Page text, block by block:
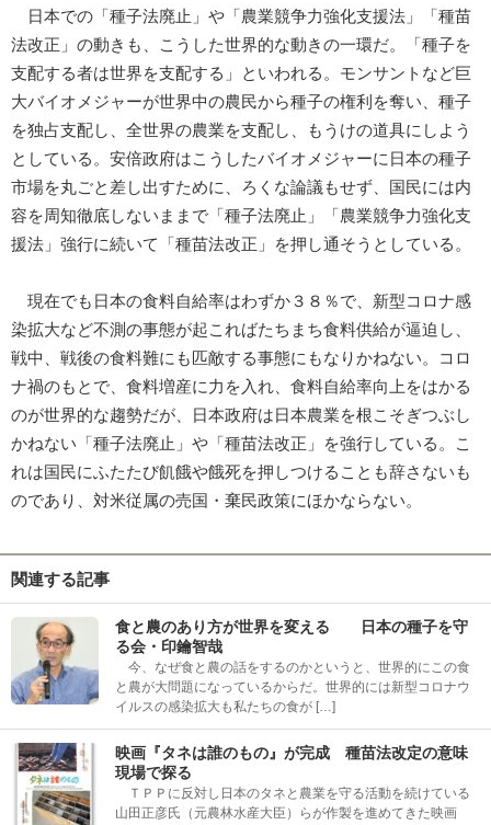
日本での「種子法廃止」や「農業競争力強化支援法」「種苗
法改正」の動きも、こうした世界的な動きの一環だ。「種子を
支配する者は世界を支配する」といわれる。モンサントなど巨
大バイオメジャーが世界中の農民から種子の権利を奪い、種子
を独占支配し、全世界の農業を支配し、もうけの道具にしよう
としている。安倍政府はこうしたバイオメジャーに日本の種子
市場を丸ごと差し出すために、ろくな論議もせず、国民には内
容を周知徹底しないままで「種子法廃止」「農業競争力強化支
援法」強行に続いて「種苗法改正」を押し通そうとしている。
現在でも日本の食料自給率はわずか３８％で、新型コロナ感
染拡大など不測の事態が起こればたちまち食料供給が逼迫し、
戦中、戦後の食料難にも匹敵する事態にもなりかねない。コロ
ナ禍のもとで、食料増産に力を入れ、食料自給率向上をはかる
のが世界的な趨勢だが、日本政府は日本農業を根こそぎつぶし
かねない「種子法廃止」や「種苗法改正」を強行している。こ
れは国民にふたたび飢餓や餓死を押しつけることも辞さないも
のであり、対米従属の売国・棄民政策にほかならない。
関連する記事
食と農のあり方が世界を変える 日本の種子を守
る会・印鑰智哉
今、なぜ食と農の話をするのかというと、世界的にこの食
と農が大問題になっているからだ。世界的には新型コロナウ
イルスの感染拡大も私たちの食が […]
映画『タネは誰のもの』が完成 種苗法改定の意味
現場で探る
ＴＰＰに反対し日本のタネと農業を守る活動を続けている
山田正彦氏（元農林水産大臣）らが作製を進めてきた映画